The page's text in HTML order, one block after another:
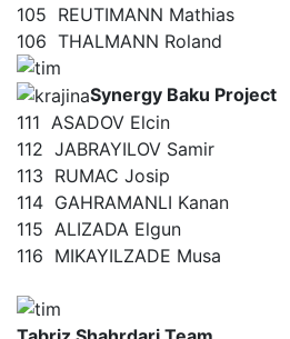
105 REUTIMANN Mathias
106 THALMANN Roland
Synergy Baku Project
111 ASADOV Elcin
112 JABRAYILOV Samir
113 RUMAC Josip
114 GAHRAMANLI Kanan
115 ALIZADA Elgun
116 MIKAYILZADE Musa